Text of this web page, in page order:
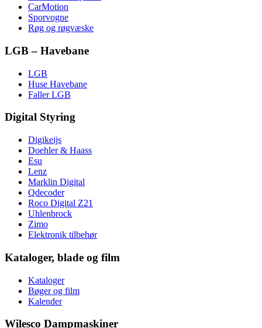
CarMotion
Sporvogne
Røg og røgvæske
LGB – Havebane
LGB
Huse Havebane
Faller LGB
Digital Styring
Digikeijs
Doehler & Haass
Esu
Lenz
Marklin Digital
Qdecoder
Roco Digital Z21
Uhlenbrock
Zimo
Elektronik tilbehør
Kataloger, blade og film
Kataloger
Bøger og film
Kalender
Wilesco Dampmaskiner